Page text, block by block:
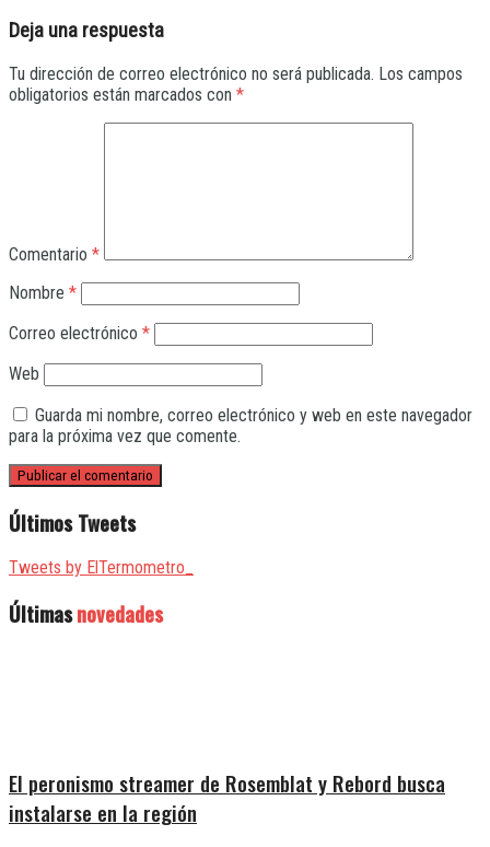
Deja una respuesta
Tu dirección de correo electrónico no será publicada. Los campos
obligatorios están marcados con *
Comentario *
Nombre *
Correo electrónico *
Web
Guarda mi nombre, correo electrónico y web en este navegador
para la próxima vez que comente.
Últimos Tweets
Tweets by ElTermometro_
Últimasnovedades
El peronismo streamer de Rosemblat y Rebord busca
instalarse en la región